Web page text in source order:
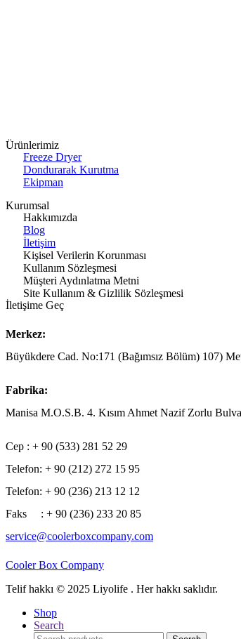
Ürünlerimiz
Freeze Dryer
Dondurarak Kurutma
Ekipman
Kurumsal
Hakkımızda
Blog
İletişim
Kişisel Verilerin Korunması
Kullanım Sözleşmesi
Müşteri Aydınlatma Metni
Site Kullanım & Gizlilik Sözleşmesi
İletişime Geç
Merkez:
Büyükdere Cad. No:171 (Bağımsız Bölüm) 107)
Fabrika:
Manisa M.O.S.B. 4. Kısım Ahmet Nazif Zorlu
Cep : + 90 (533) 281 52 29
Telefon: + 90 (212) 272 15 95
Telefon: + 90 (236) 213 12 12
Faks : + 90 (236) 233 20 85
service@coolerboxcompany.com
Cooler Box Company
Telif hakkı © 2025 Liyolife . Her hakkı saklıdır.
Shop
Search